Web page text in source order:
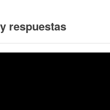
respuestas